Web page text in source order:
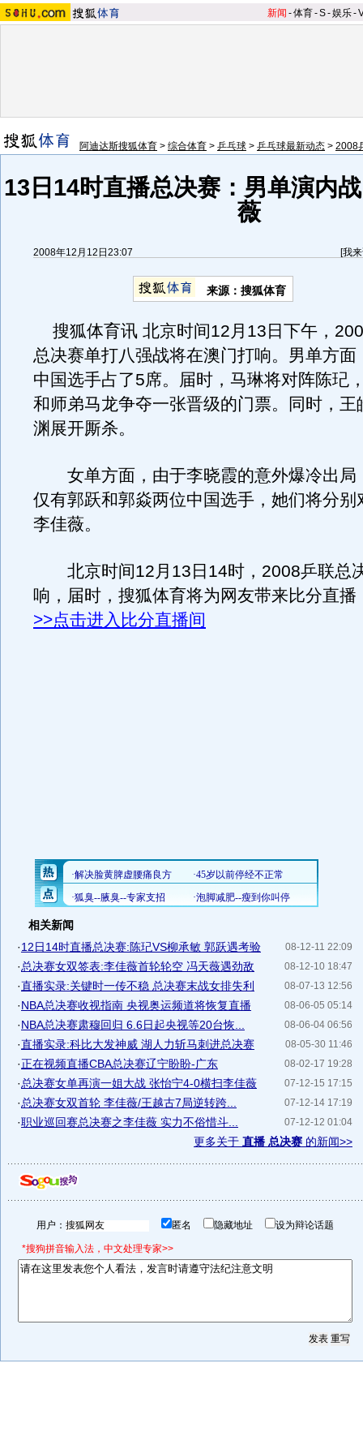
新闻 -体育-S-娱乐-
阿迪达斯搜狐体育 > 综合体育 > 乒乓球 > 乒乓球最新动态 > 2008
13日14时直播总决赛：男单演内
薇
2008年12月12日23:07 [我
来源：搜狐体育
搜狐体育讯 北京时间12月13日下午，
总决赛单打八强战将在澳门打响。男单方面
中国选手占了5席。届时，马琳将对阵陈玘
和师弟马龙争夺一张晋级的门票。同时，王
渊展开厮杀。
女单方面，由于李晓霞的意外爆冷出局
仅有郭跃和郭焱两位中国选手，她们将分别
李佳薇。
北京时间12月13日14时，2008乒联总
响，届时，搜狐体育将为网友带来比分直播
>>点击进入比分直播间
相关新闻
08-12-11 22:09
·12日14时直播总决赛:陈玘VS柳承敏 郭跃遇考验
08-12-10 18:47
·总决赛女双签表:李佳薇首轮轮空 冯天薇遇劲敌
08-07-13 12:56
·直播实录:关键时一传不稳 总决赛末战女排失利
08-06-05 05:14
·NBA总决赛收视指南 央视奥运频道将恢复直播
08-06-04 06:56
·NBA总决赛肃穆回归 6.6日起央视等20台恢...
08-05-30 11:46
·直播实录:科比大发神威 湖人力斩马刺进总决赛
08-02-17 19:28
·正在视频直播CBA总决赛辽宁盼盼-广东
07-12-15 17:15
·总决赛女单再演一姐大战 张怡宁4-0横扫李佳薇
07-12-14 17:19
·总决赛女双首轮 李佳薇/王越古7局逆转跨...
07-12-12 01:04
·职业巡回赛总决赛之李佳薇 实力不俗惜斗...
更多关于 直播 总决赛 的新闻>>
用户： 匿名 隐藏地址 设为辩论话题
*搜狗拼音输入法，中文处理专家>>